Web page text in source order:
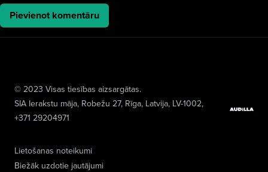
Lietošanas noteikumi
Biežāk uzdotie jautājumi
© 2023 Visas tiesības aizsargātas.
SIA Ierakstu māja, Robežu 27, Rīga, Latvija, LV-1002,
+371 29204971